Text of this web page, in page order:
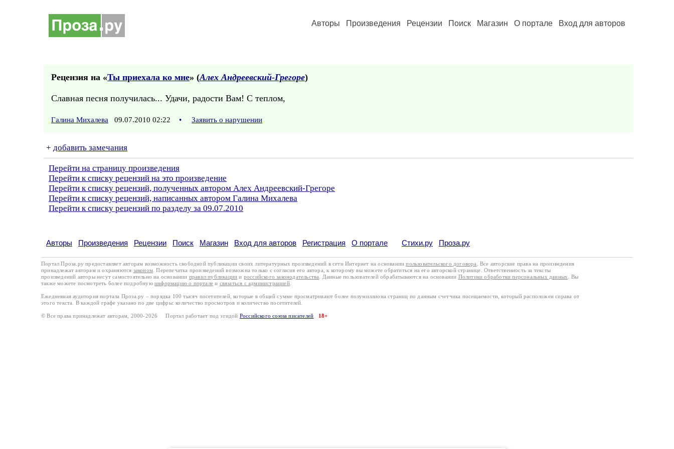
Авторы Произведения Рецензии Поиск Магазин О портале Вход для авторов
Рецензия на «Ты приехала ко мне» (Алех Андреевский-Грегоре)
Славная песня получилась... Удачи, радости Вам! С теплом,
Галина Михалева 09.07.2010 02:22 • Заявить о нарушении
+ добавить замечания
Перейти на страницу произведения
Перейти к списку рецензий на это произведение
Перейти к списку рецензий, полученных автором Алех Андреевский-Грегоре
Перейти к списку рецензий, написанных автором Галина Михалева
Перейти к списку рецензий по разделу за 09.07.2010
Авторы Произведения Рецензии Поиск Магазин Вход для авторов Регистрация О портале Стихи.ру Проза.ру
Портал Проза.ру предоставляет авторам возможность свободной публикации своих литературных произведений в сети Интернет на основаниипользовательского договора
. Все авторские права на произведения
принадлежат авторам и охраняются законом . Перепечатка произведений возможна только с согласия его автора, к которому вы можете обратиться на его авторской странице. Ответственность за тексты
произведений авторы несут самостоятельно на основании правил публикации и российского законодательства . Данные пользователей обрабатываются на основании Политики обработки персональных данных
. Вы
также можете посмотреть более подробную информацию о портале и связаться с администрацией.
Ежедневная аудитория портала Проза.ру – порядка 100 тысяч посетителей, которые в общей сумме просматривают более полумиллиона страниц по данным счетчика посещаемости, который расположен справа от
этого текста. В каждой графе указано по две цифры: количество просмотров и количество посетителей.
© Все права принадлежат авторам, 2000-2026 Портал работает под эгидой Российского союза писателей 18+